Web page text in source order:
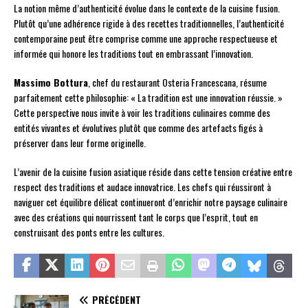
La notion même d’authenticité évolue dans le contexte de la cuisine fusion.
Plutôt qu’une adhérence rigide à des recettes traditionnelles, l’authenticité
contemporaine peut être comprise comme une approche respectueuse et
informée qui honore les traditions tout en embrassant l’innovation.
Massimo Bottura, chef du restaurant Osteria Francescana, résume
parfaitement cette philosophie: « La tradition est une innovation réussie. »
Cette perspective nous invite à voir les traditions culinaires comme des
entités vivantes et évolutives plutôt que comme des artefacts figés à
préserver dans leur forme originelle.
L’avenir de la cuisine fusion asiatique réside dans cette tension créative entre
respect des traditions et audace innovatrice. Les chefs qui réussiront à
naviguer cet équilibre délicat continueront d’enrichir notre paysage culinaire
avec des créations qui nourrissent tant le corps que l’esprit, tout en
construisant des ponts entre les cultures.
PRÉCÉDENT